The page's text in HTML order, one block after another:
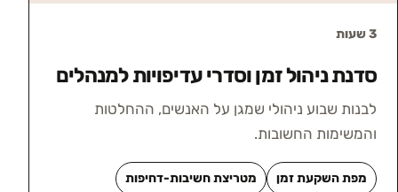
3 שעות
סדנת ניהול זמן וסדרי עדיפויות למנהלים
לבנות שבוע ניהולי שמגן על האנשים, ההחלטות
והמשימות החשובות.
מפת השקעת זמן מטריצת חשיבות-דחיפות